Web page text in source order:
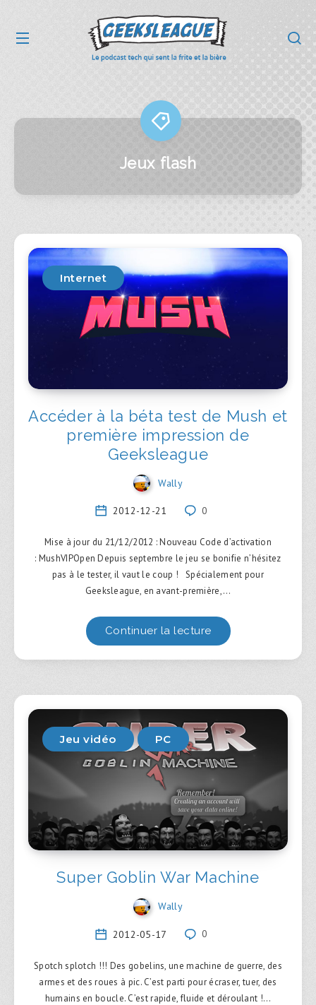
Jeux flash
Internet
Accéder à la béta test de Mush et
première impression de
Geeksleague
Wally
2012-12-21 0
Mise à jour du 21/12/2012 : Nouveau Code d’activation
: MushVIPOpen Depuis septembre le jeu se bonifie n’hésitez
pas à le tester, il vaut le coup ! Spécialement pour
Geeksleague, en avant-première,…
Continuer la lecture
Jeu vidéo PC
Super Goblin War Machine
Wally
2012-05-17 0
Spotch splotch !!! Des gobelins, une machine de guerre, des
armes et des roues à pic. C’est parti pour écraser, tuer, des
humains en boucle. C’est rapide, fluide et déroulant !…